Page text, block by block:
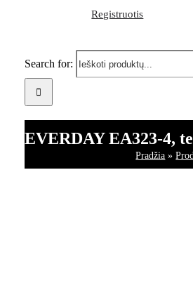
Registruotis
Search for:
EVERDAY EA323-4,
Pradžia »